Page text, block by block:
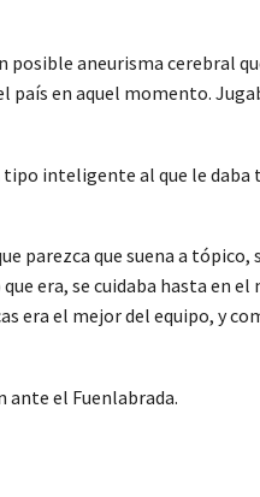
aneurisma cerebral
en aquel momento.
inteligente al que le
parezca que suena a
era, se cuidaba hasta en
el mejor del equipo, y
ante el Fuenlabrada.